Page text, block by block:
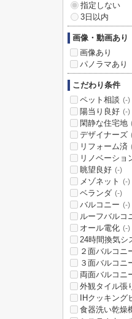
指定しない
3日以内
画像・動画あり
画像あり
パノラマあり
こだわり条件
ペット相談 (-)
陽当り良好 (-)
閑静な住宅地
デザイナーズ
リフォーム済
リノベーショ
眺望良好 (-)
メゾネット (-)
ベランダ (-)
バルコニー (-)
ルーフバルコ
オール電化 (-)
24時間換気シ
２面バルコニ
３面バルコニ
両面バルコニ
外観タイル張
IHクッキング
食器洗い乾燥